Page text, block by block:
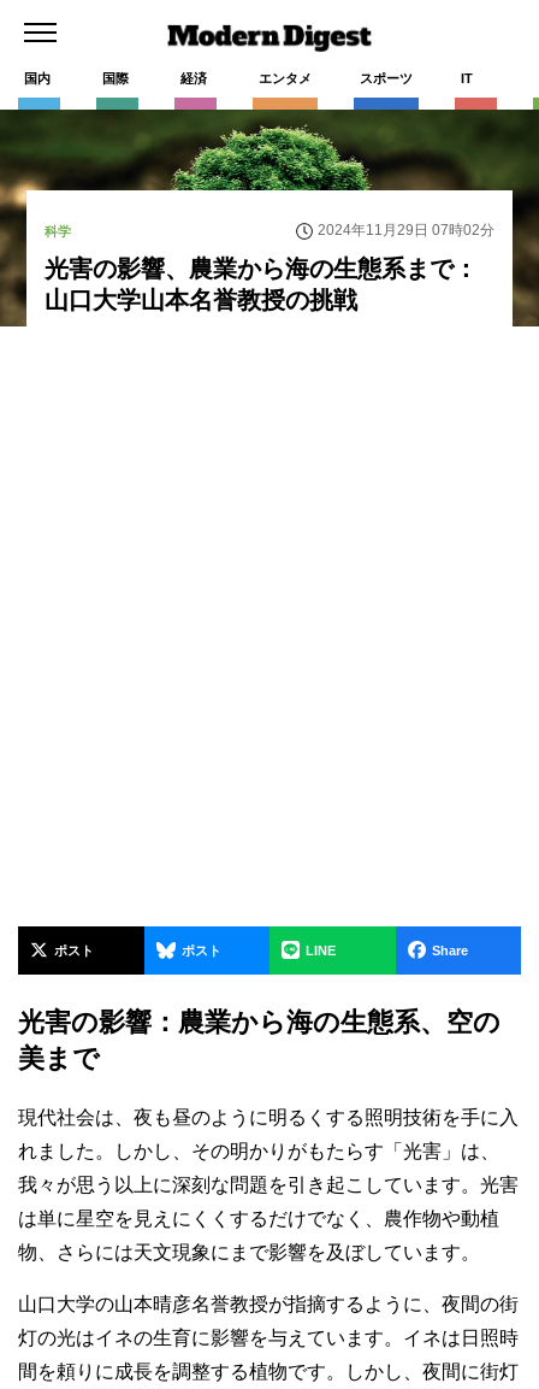
国内 国際 経済 エンタメ スポーツ IT
科学 2024年11月29日 07時02分
光害の影響、農業から海の生態系まで：
山口大学山本名誉教授の挑戦
ポスト ポスト LINE Share
光害の影響：農業から海の生態系、空の
美まで
現代社会は、夜も昼のように明るくする照明技術を手に入
れました。しかし、その明かりがもたらす「光害」は、
我々が思う以上に深刻な問題を引き起こしています。光害
は単に星空を見えにくくするだけでなく、農作物や動植
物、さらには天文現象にまで影響を及ぼしています。
山口大学の山本晴彦名誉教授が指摘するように、夜間の街
灯の光はイネの生育に影響を与えています。イネは日照時
間を頼りに成長を調整する植物です。しかし、夜間に街灯